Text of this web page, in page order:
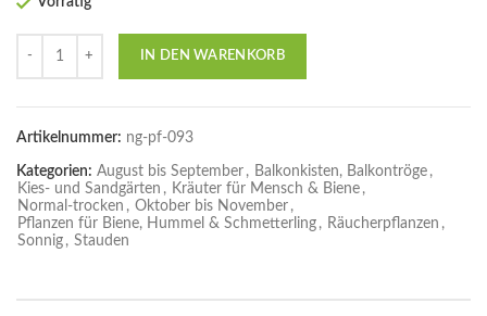
IN DEN WARENKORB
Artikelnummer: ng-pf-093
Kategorien: August bis September , Balkonkisten, Balkontröge ,
Kies- und Sandgärten , Kräuter für Mensch & Biene ,
Normal-trocken , Oktober bis November ,
Pflanzen für Biene, Hummel & Schmetterling , Räucherpflanzen ,
Sonnig , Stauden